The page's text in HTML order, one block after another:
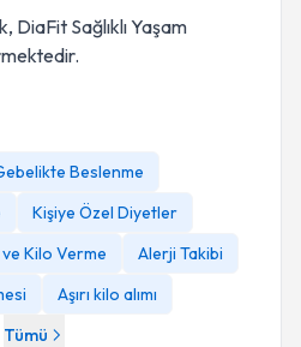
DiaFit Sağlıklı Yaşam
Beslenme
Kişiye Özel Diyetler
Kilo Verme
Alerji Takibi
Aşırı kilo alımı
Tümü